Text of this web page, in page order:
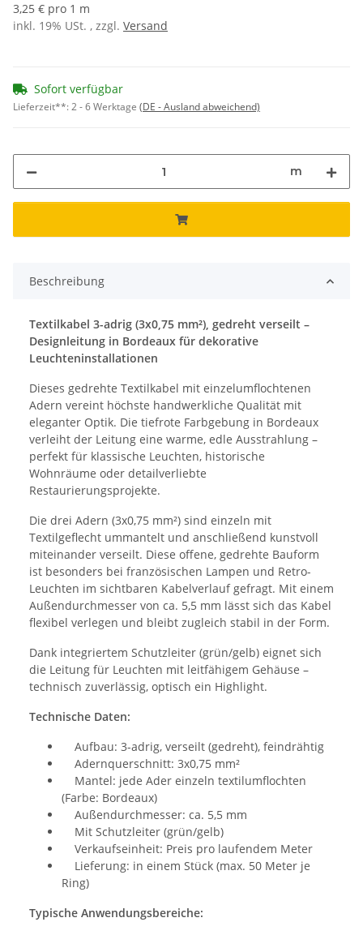
3,25 € pro 1 m
inkl. 19% USt. , zzgl. Versand
Sofort verfügbar
Lieferzeit**:2 - 6 Werktage (DE - Ausland abweichend)
m
Beschreibung
Textilkabel 3-adrig (3x0,75 mm²), gedreht verseilt –
Designleitung in Bordeaux für dekorative
Leuchteninstallationen
Dieses gedrehte Textilkabel mit einzelumflochtenen
Adern vereint höchste handwerkliche Qualität mit
eleganter Optik. Die tiefrote Farbgebung in Bordeaux
verleiht der Leitung eine warme, edle Ausstrahlung –
perfekt für klassische Leuchten, historische
Wohnräume oder detailverliebte
Restaurierungsprojekte.
Die drei Adern (3x0,75 mm²) sind einzeln mit
Textilgeflecht ummantelt und anschließend kunstvoll
miteinander verseilt. Diese offene, gedrehte Bauform
ist besonders bei französischen Lampen und Retro-
Leuchten im sichtbaren Kabelverlauf gefragt. Mit einem
Außendurchmesser von ca. 5,5 mm lässt sich das Kabel
flexibel verlegen und bleibt zugleich stabil in der Form.
Dank integriertem Schutzleiter (grün/gelb) eignet sich
die Leitung für Leuchten mit leitfähigem Gehäuse –
technisch zuverlässig, optisch ein Highlight.
Technische Daten:
Aufbau: 3-adrig, verseilt (gedreht), feindrähtig
Adernquerschnitt: 3x0,75 mm²
Mantel: jede Ader einzeln textilumflochten
(Farbe: Bordeaux)
Außendurchmesser: ca. 5,5 mm
Mit Schutzleiter (grün/gelb)
Verkaufseinheit: Preis pro laufendem Meter
Lieferung: in einem Stück (max. 50 Meter je
Ring)
Typische Anwendungsbereiche: